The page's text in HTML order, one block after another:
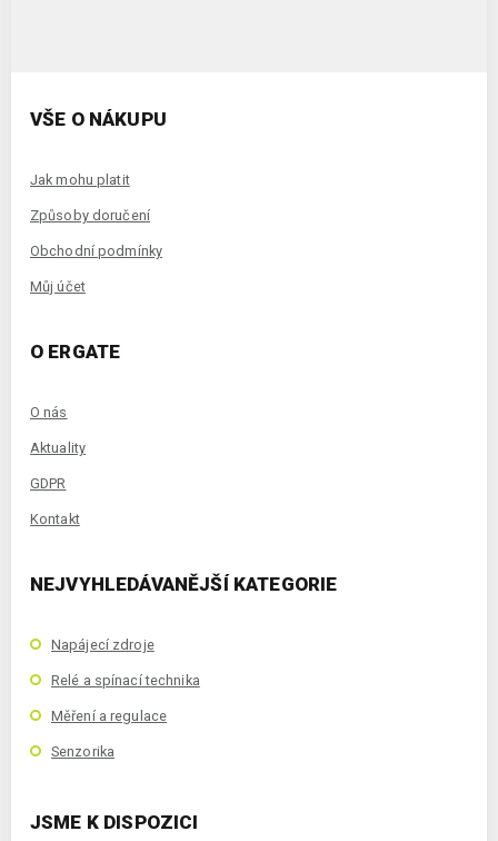
VŠE O NÁKUPU
Jak mohu platit
Způsoby doručení
Obchodní podmínky
Můj účet
O ERGATE
O nás
Aktuality
GDPR
Kontakt
NEJVYHLEDÁVANĚJŠÍ KATEGORIE
Napájecí zdroje
Relé a spínací technika
Měření a regulace
Senzorika
JSME K DISPOZICI